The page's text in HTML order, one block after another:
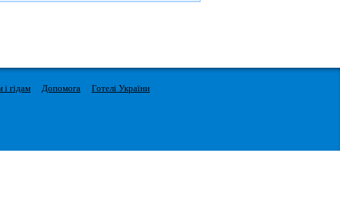
гідам Допомога
Готелі України